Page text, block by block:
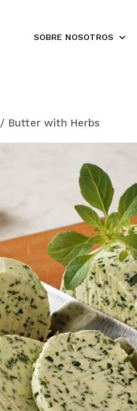
SOBRE NOSOTROS
/ Butter with Herbs